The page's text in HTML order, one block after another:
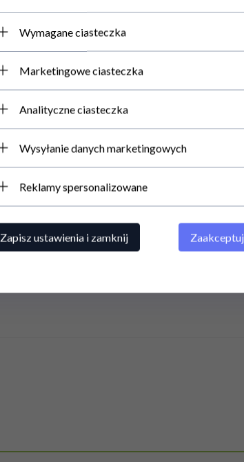
Wymagane ciasteczka
Marketingowe ciasteczka
Analityczne ciasteczka
Wysyłanie danych marketingowych
Reklamy spersonalizowane
Zapisz ustawienia i zamknij